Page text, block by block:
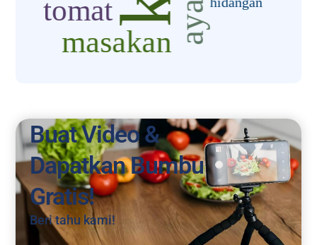
Buat Video &
Dapatkan Bumbu
Gratis!
Beri tahu kami!